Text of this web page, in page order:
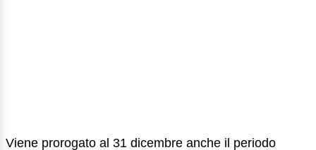
Viene prorogato al 31 dicembre anche il periodo